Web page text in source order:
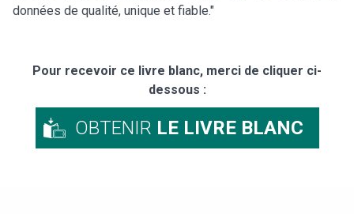
données de qualité, unique et fiable."
Pour recevoir ce livre blanc, merci de cliquer ci-
dessous :
OBTENIR LE LIVRE BLANC